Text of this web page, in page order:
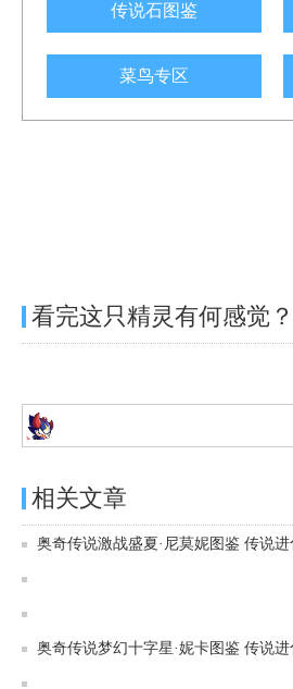
传说石图鉴
菜鸟专区
看完这只精灵有何感觉
相关文章
奥奇传说激战盛夏·尼莫妮图鉴 传说
奥奇传说梦幻十字星·妮卡图鉴 传说